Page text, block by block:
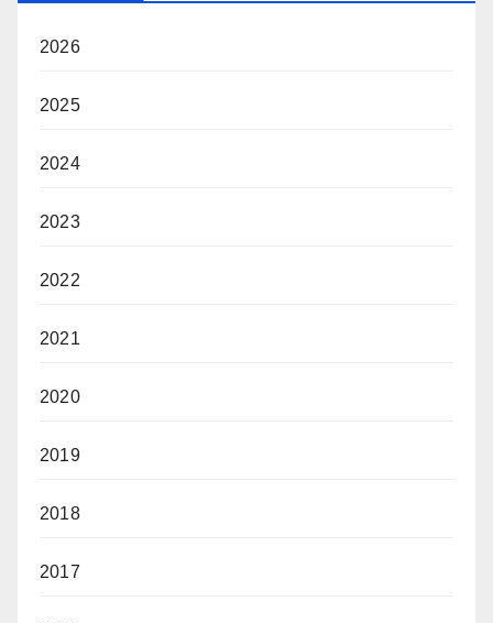
2026
2025
2024
2023
2022
2021
2020
2019
2018
2017